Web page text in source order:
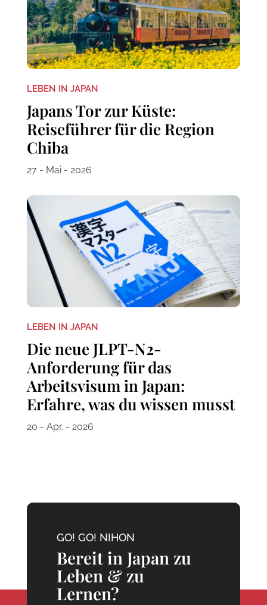
LEBEN IN JAPAN
Japans Tor zur Küste:
Reiseführer für die Region
Chiba
27 - Mai - 2026
LEBEN IN JAPAN
Die neue JLPT-N2-
Anforderung für das
Arbeitsvisum in Japan:
Erfahre, was du wissen musst
20 - Apr. - 2026
GO! GO! NIHON
Bereit in Japan zu
Leben & zu
Lernen?